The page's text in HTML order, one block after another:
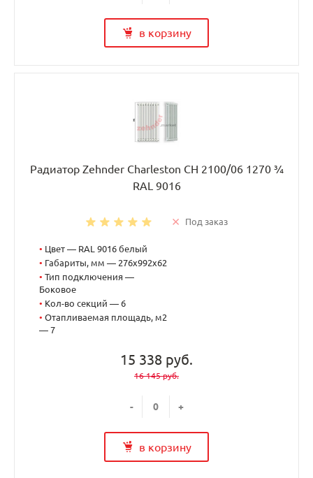
в корзину
Радиатор Zehnder Charleston CH 2100/06 1270 ¾
RAL 9016
Под заказ
• Цвет — RAL 9016 белый
• Габариты, мм — 276x992x62
• Тип подключения —
Боковое
• Кол-во секций — 6
• Отапливаемая площадь, м2
— 7
15 338 руб.
16 145 руб.
- +
в корзину